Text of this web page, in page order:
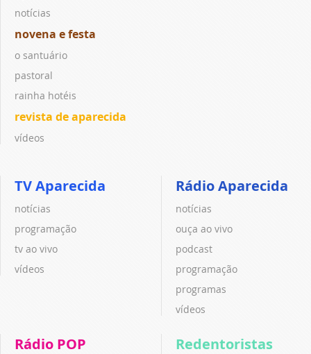
notícias
novena e festa
o santuário
pastoral
rainha hotéis
revista de aparecida
vídeos
TV Aparecida
notícias
programação
tv ao vivo
vídeos
Rádio Aparecida
notícias
ouça ao vivo
podcast
programação
programas
vídeos
Rádio POP Redentoristas